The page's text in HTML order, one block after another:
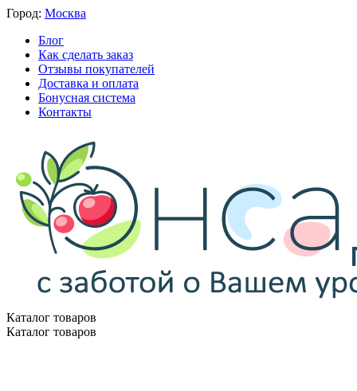
Город: Москва
Блог
Как сделать заказ
Отзывы покупателей
Доставка и оплата
Бонусная система
Контакты
Каталог товаров
Каталог товаров